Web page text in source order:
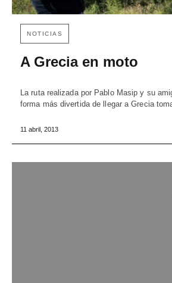
NOTICIAS
A Grecia en moto
La ruta realizada por Pablo Masip y su
forma más divertida de llegar a Grecia
11 abril, 2013